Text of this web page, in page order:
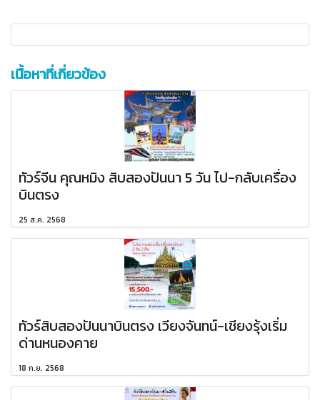
เนื้อหาที่เกี่ยวข้อง
ทัวร์จีน คุณหมิง สิบสองปันนา 5 วัน ไป-กลับเครื่อง
บินตรง
25 ส.ค. 2568
ทัวร์สิบสองปันนาบินตรง เวียงจันทน์-เชียงรุ้งเริ่ม
ด่านหนองคาย
18 ก.ย. 2568